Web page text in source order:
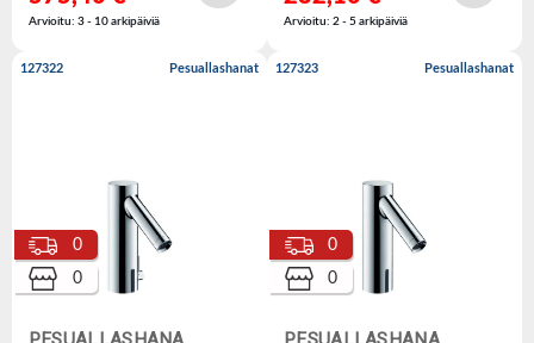
Arvioitu: 3 - 10 arkipäiviä Arvioitu: 2 - 5 arkipäiviä
127322 Pesuallashanat
0
0
127323 Pesuallashanat
0
0